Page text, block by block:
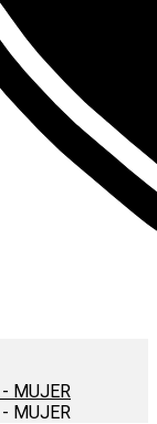
MUJER
MUJER